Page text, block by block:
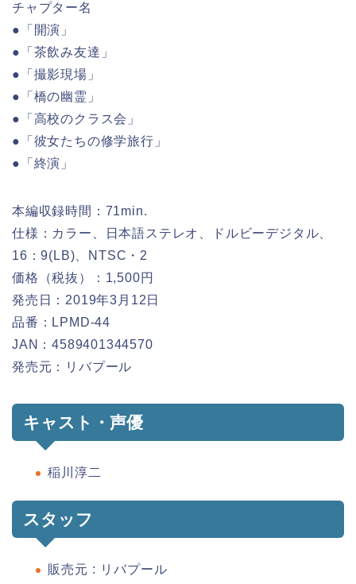
チャプター名
●「開演」
●「茶飲み友達」
●「撮影現場」
●「橋の幽霊」
●「高校のクラス会」
●「彼女たちの修学旅行」
●「終演」
本編収録時間：71min.
仕様：カラー、日本語ステレオ、ドルビーデジタル、
16：9(LB)、NTSC・2
価格（税抜）：1,500円
発売日：2019年3月12日
品番：LPMD-44
JAN：4589401344570
発売元：リバプール
キャスト・声優
稲川淳二
スタッフ
販売元 : リバプール